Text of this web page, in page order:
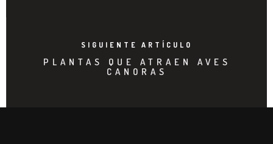
SIGUIENTE ARTÍCULO
PLANTAS QUE ATRAEN AVES
CANORAS